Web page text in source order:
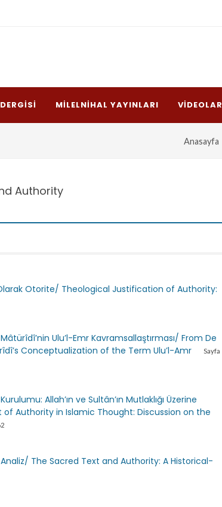
MILELNIHAL YAYINLARI VIDEOLAR
Anasayfa
Authority
Otorite/ Theological Justification of Authority:
Ulu’l-Emr Kavramsallaştırması/ From De
Conceptualization of the Term Ulu’l-Amr
Sayfa
Allah’ın ve Sultân’ın Mutlaklığı Üzerine
Authority in Islamic Thought: Discussion on the
The Sacred Text and Authority: A Historical-